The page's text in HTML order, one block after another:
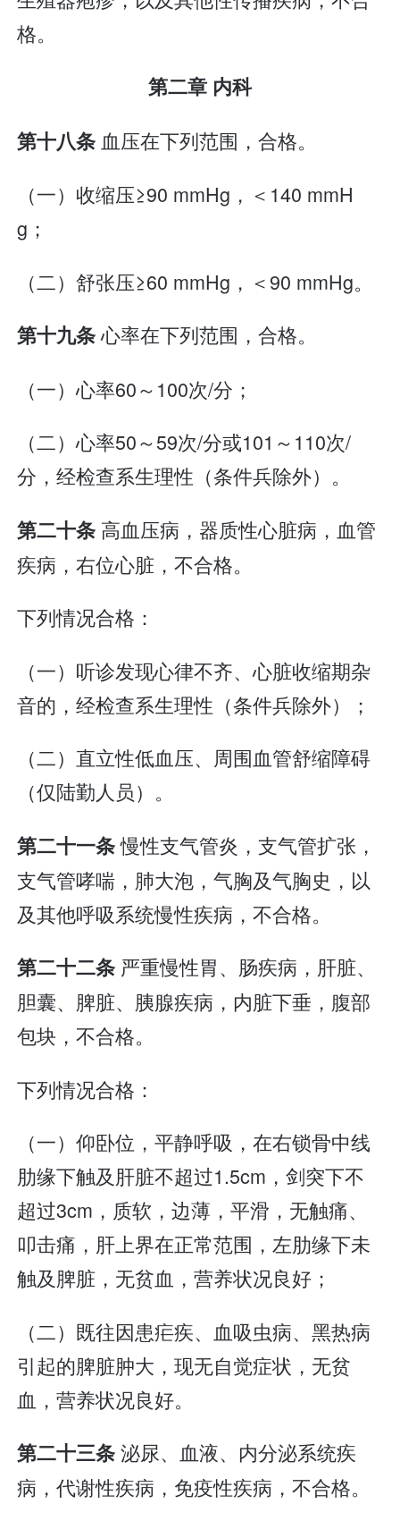
格。
第二章 内科
第十八条 血压在下列范围，合格。
（一）收缩压≥90 mmHg，＜140 mmH
g；
（二）舒张压≥60 mmHg，＜90 mmHg。
第十九条心率在下列范围，合格。
（一）心率60～100次/分；
（二）心率50～59次/分或101～110次/
分，经检查系生理性（条件兵除外）。
第二十条 高血压病，器质性心脏病，血管
疾病，右位心脏，不合格。
下列情况合格：
（一）听诊发现心律不齐、心脏收缩期杂
音的，经检查系生理性（条件兵除外）；
（二）直立性低血压、周围血管舒缩障碍
（仅陆勤人员）。
第二十一条慢性支气管炎，支气管扩张，
支气管哮喘，肺大泡，气胸及气胸史，以
及其他呼吸系统慢性疾病，不合格。
第二十二条 严重慢性胃、肠疾病，肝脏、
胆囊、脾脏、胰腺疾病，内脏下垂，腹部
包块，不合格。
下列情况合格：
（一）仰卧位，平静呼吸，在右锁骨中线
肋缘下触及肝脏不超过1.5cm，剑突下不
超过3cm，质软，边薄，平滑，无触痛、
叩击痛，肝上界在正常范围，左肋缘下未
触及脾脏，无贫血，营养状况良好；
（二）既往因患疟疾、血吸虫病、黑热病
引起的脾脏肿大，现无自觉症状，无贫
血，营养状况良好。
第二十三条泌尿、血液、内分泌系统疾
病，代谢性疾病，免疫性疾病，不合格。